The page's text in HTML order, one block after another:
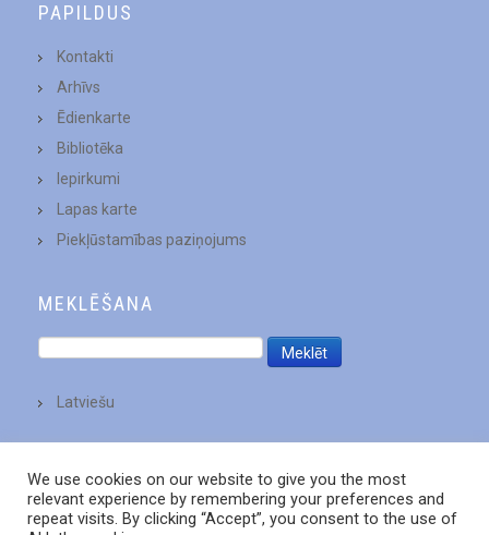
PAPILDUS
Kontakti
Arhīvs
Ēdienkarte
Bibliotēka
Iepirkumi
Lapas karte
Piekļūstamības paziņojums
MEKLĒŠANA
Latviešu
We use cookies on our website to give you the most
relevant experience by remembering your preferences and
repeat visits. By clicking “Accept”, you consent to the use of